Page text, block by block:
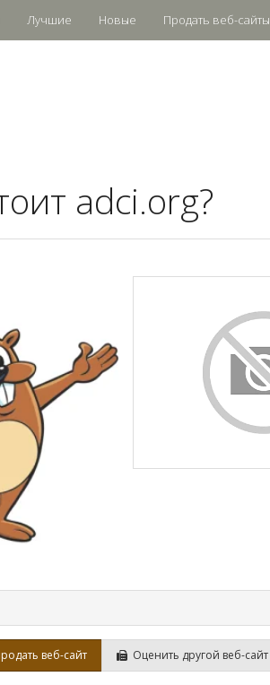
Лучшие Новые Продать веб-сайты
adci.org?
веб-сайт Оценить другой веб-сайт